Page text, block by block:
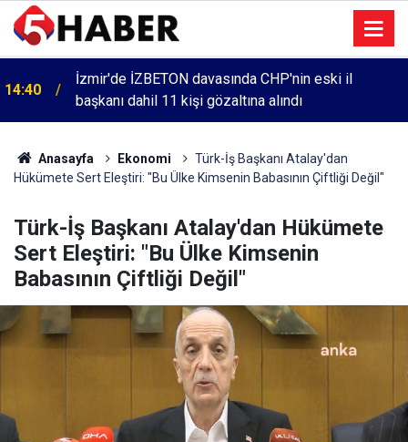
14:40
İzmir'de İZBETON davasında CHP'nin eski il
başkanı dahil 11 kişi gözaltına alındı
Anasayfa Ekonomi
Türk-İş Başkanı Atalay'dan
Hükümete Sert Eleştiri: "Bu Ülke Kimsenin Babasının Çiftliği Değil"
Türk-İş Başkanı Atalay'dan Hükümete
Sert Eleştiri: "Bu Ülke Kimsenin
Babasının Çiftliği Değil"